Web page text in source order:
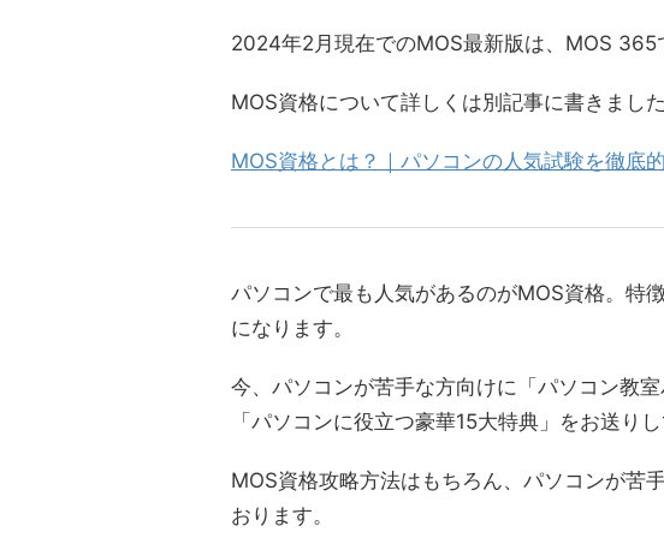
2024年2月現在でのMOS最新版は、MOS 365
MOS資格について詳しくは別記事に書きまし
MOS資格とは？｜パソコンの人気試験を徹底
パソコンで最も人気があるのがMOS資格。特
になります。
今、パソコンが苦手な方向けに「パソコン教
「パソコンに役立つ豪華15大特典」をお送りし
MOS資格攻略方法はもちろん、パソコンが苦
おります。